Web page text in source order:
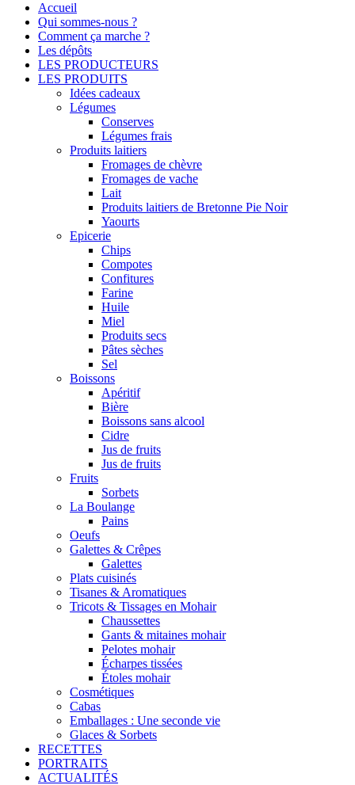
Accueil
Qui sommes-nous ?
Comment ça marche ?
Les dépôts
LES PRODUCTEURS
LES PRODUITS
Idées cadeaux
Légumes
Conserves
Légumes frais
Produits laitiers
Fromages de chèvre
Fromages de vache
Lait
Produits laitiers de Bretonne Pie Noir
Yaourts
Epicerie
Chips
Compotes
Confitures
Farine
Huile
Miel
Produits secs
Pâtes sèches
Sel
Boissons
Apéritif
Bière
Boissons sans alcool
Cidre
Jus de fruits
Jus de fruits
Fruits
Sorbets
La Boulange
Pains
Oeufs
Galettes & Crêpes
Galettes
Plats cuisinés
Tisanes & Aromatiques
Tricots & Tissages en Mohair
Chaussettes
Gants & mitaines mohair
Pelotes mohair
Écharpes tissées
Étoles mohair
Cosmétiques
Cabas
Emballages : Une seconde vie
Glaces & Sorbets
RECETTES
PORTRAITS
ACTUALITÉS